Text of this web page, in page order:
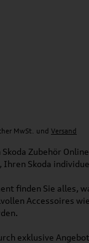
MwSt. und Versand
Zubehör
Ihren Skoda
finden Sie alles,
Accessoires
exklusive